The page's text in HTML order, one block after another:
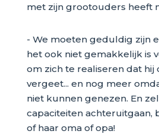
met zijn grootouders heeft
- We moeten geduldig zijn
het ook niet gemakkelijk is
om zich te realiseren dat hij
vergeet... en nog meer
niet kunnen genezen. En
capaciteiten achteruitgaan,
of haar oma of opa!